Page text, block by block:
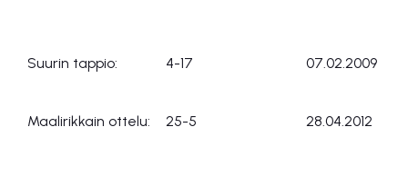
Suurin tappio: 4-17 07.02.2009
Maalirikkain ottelu: 25-5 28.04.2012